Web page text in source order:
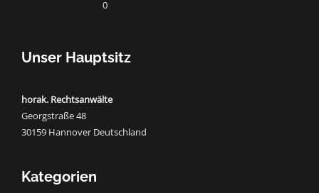
0
Unser Hauptsitz
horak. Rechtsanwälte
Georgstraße 48
30159 Hannover Deutschland
Kategorien